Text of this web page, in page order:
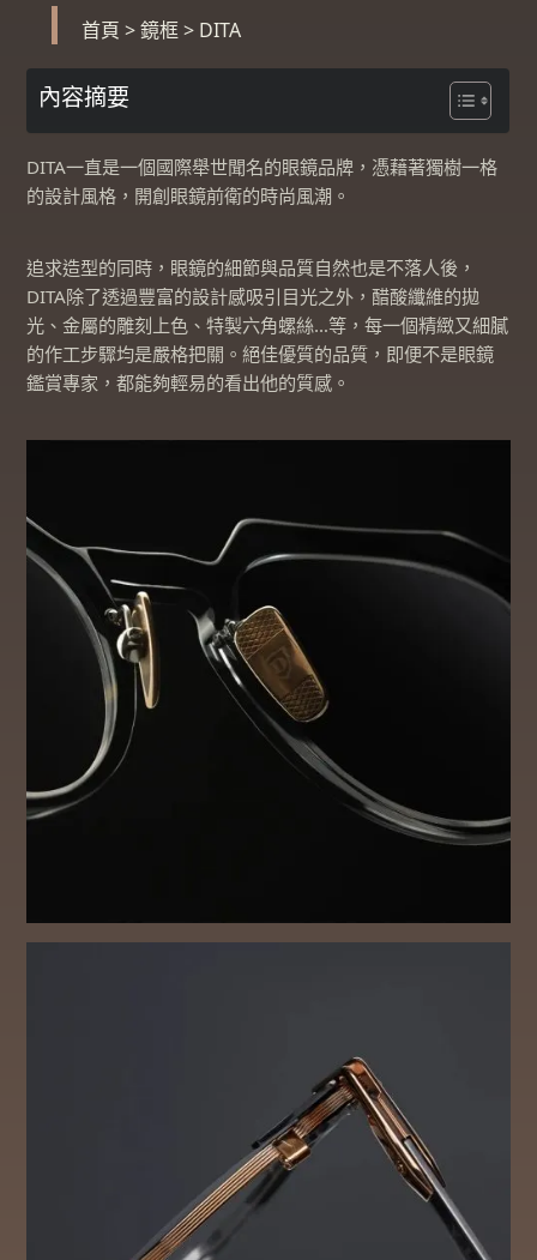
首頁 >鏡框> DITA
內容摘要
DITA一直是一個國際舉世聞名的眼鏡品牌，憑藉著獨樹一格
的設計風格，開創眼鏡前衛的時尚風潮。
追求造型的同時，眼鏡的細節與品質自然也是不落人後，
DITA除了透過豐富的設計感吸引目光之外，醋酸纖維的拋
光、金屬的雕刻上色、特製六角螺絲…等，每一個精緻又細膩
的作工步驟均是嚴格把關。絕佳優質的品質，即便不是眼鏡
鑑賞專家，都能夠輕易的看出他的質感。